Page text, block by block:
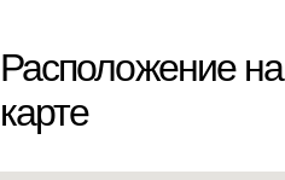
Расположение на
карте